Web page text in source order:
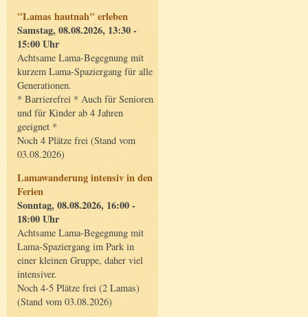
"Lamas hautnah" erleben
Samstag, 08.08.2026, 13:30 -
15:00 Uhr
Achtsame Lama-Begegnung mit
kurzem Lama-Spaziergang für alle
Generationen.
* Barrierefrei * Auch für Senioren
und für Kinder ab 4 Jahren
geeignet *
Noch 4 Plätze frei (Stand vom
03.08.2026)
Lamawanderung intensiv in den
Ferien
Sonntag, 08.08.2026, 16:00 -
18:00 Uhr
Achtsame Lama-Begegnung mit
Lama-Spaziergang im Park in
einer kleinen Gruppe, daher viel
intensiver.
Noch 4-5 Plätze frei (2 Lamas)
(Stand vom 03.08.2026)